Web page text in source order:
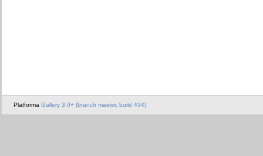
Platforma Gallery 3.0+ (branch master, build 434)